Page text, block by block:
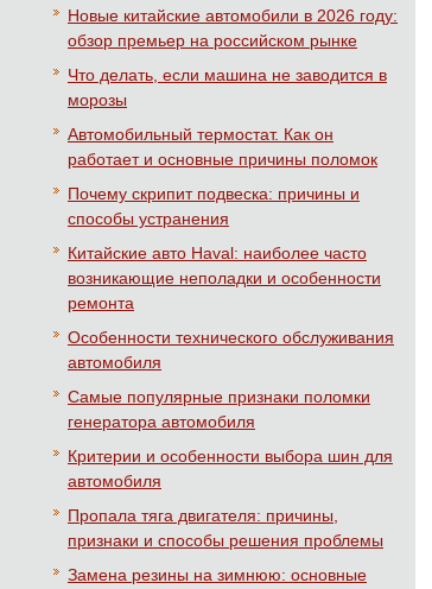
Новые китайские автомобили в 2026 году:
обзор премьер на российском рынке
Что делать, если машина не заводится в
морозы
Автомобильный термостат. Как он
работает и основные причины поломок
Почему скрипит подвеска: причины и
способы устранения
Китайские авто Haval: наиболее часто
возникающие неполадки и особенности
ремонта
Особенности технического обслуживания
автомобиля
Самые популярные признаки поломки
генератора автомобиля
Критерии и особенности выбора шин для
автомобиля
Пропала тяга двигателя: причины,
признаки и способы решения проблемы
Замена резины на зимнюю: основные